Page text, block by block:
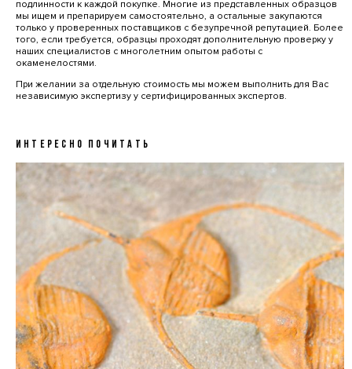
подлинности к каждой покупке. Многие из представленных образцов
мы ищем и препарируем самостоятельно, а остальные закупаются
только у проверенных поставщиков с безупречной репутацией. Более
того, если требуется, образцы проходят дополнительную проверку у
наших специалистов с многолетним опытом работы с
окаменелостями.
При желании за отдельную стоимость мы можем выполнить для Вас
независимую экспертизу у сертифицированных экспертов.
ИНТЕРЕСНО ПОЧИТАТЬ